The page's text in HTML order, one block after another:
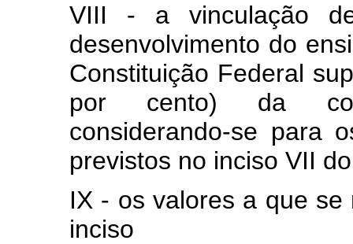
VIII - a vinculação
desenvolvimento do
Constituição Federal
por cento) da
considerando-se para
previstos no inciso VII
IX - os valores a que
inciso